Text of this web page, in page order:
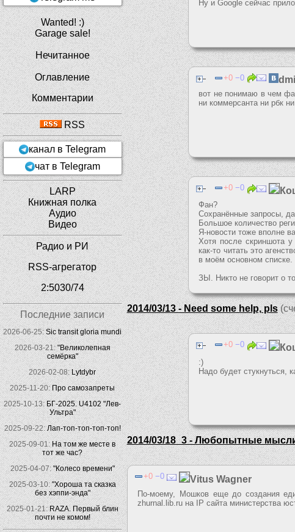
Ну и Google сейчас
0 0
вот не понимаю в чем
ни коммерсанта ни рбк
0 0
Фан?
Сохранённые запросы,
Большое количество
Я-новости тоже вполне
Хотя после скриншота у
как-то читать это
в моём основном списке.
ЗЫ. Никто не говорит о
2014/03/13 - Need some help, pls
0 0
:)
Надо будет стукнуться,
2014/03/18_3 - Любопытные
0 0 Vitus Wagner
По-моему, Мошков еще до создания
zhurnal.lib.ru на IP сайта министерства
Wanted! :)
Garage sale!
Нечитанное
Оглавление
Комментарии
RSS
канал в Telegram
чат в Telegram
LARP
Книжная полка
Аудио
Видео
Радио и РИ
RSS-агрегатор
2:5030/74
Последние записи
2026-06-25:Sic transit gloria mundi
2026-03-21:"Великолепная
семёрка"
2026-02-08:Lytdybr
2025-11-20:Про самозапреты
2025-10-13:БГ-2025. U4102 "Лев-
Ультра"
2025-09-22:Лап-топ-топ-топ-топ!
2025-09-01:На том же месте в
тот же час?
2025-04-07:"Колесо времени"
2025-03-10:"Хороша та сказка
без хэппи-энда"
2025-01-21:RAZA. Первый блин
почти не комом!